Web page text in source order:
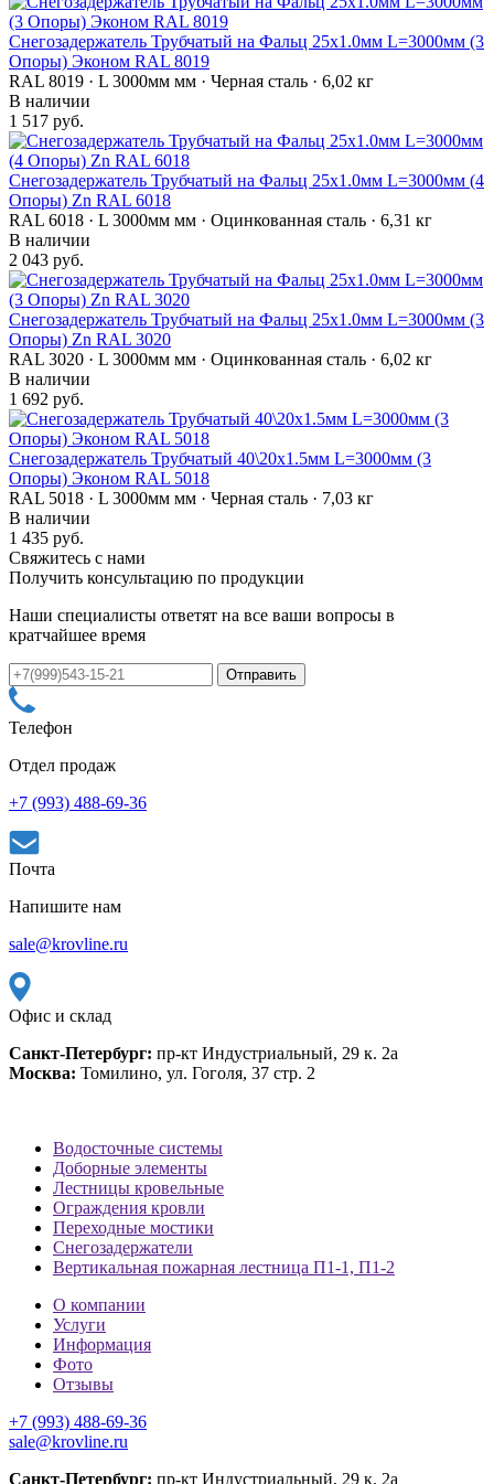
Снегозадержатель Трубчатый на Фальц 25х1.0мм L=3000мм (3
Опоры) Эконом RAL 8019
RAL 8019 · L 3000мм мм · Черная сталь · 6,02 кг
В наличии
1 517 руб.
Снегозадержатель Трубчатый на Фальц 25х1.0мм L=3000мм (4
Опоры) Zn RAL 6018
RAL 6018 · L 3000мм мм · Оцинкованная сталь · 6,31 кг
В наличии
2 043 руб.
Снегозадержатель Трубчатый на Фальц 25х1.0мм L=3000мм (3
Опоры) Zn RAL 3020
RAL 3020 · L 3000мм мм · Оцинкованная сталь · 6,02 кг
В наличии
1 692 руб.
Снегозадержатель Трубчатый 40\20х1.5мм L=3000мм (3
Опоры) Эконом RAL 5018
RAL 5018 · L 3000мм мм · Черная сталь · 7,03 кг
В наличии
1 435 руб.
Свяжитесь с нами
Получить консультацию по продукции
Наши специалисты ответят на все ваши вопросы в
кратчайшее время
Телефон
Отдел продаж
+7 (993) 488-69-36
Почта
Напишите нам
sale@krovline.ru
Офис и склад
Санкт-Петербург: пр-кт Индустриальный, 29 к. 2а
Москва: Томилино, ул. Гоголя, 37 стр. 2
Водосточные системы
Доборные элементы
Лестницы кровельные
Ограждения кровли
Переходные мостики
Снегозадержатели
Вертикальная пожарная лестница П1-1, П1-2
О компании
Услуги
Информация
Фото
Отзывы
+7 (993) 488-69-36
sale@krovline.ru
Санкт-Петербург: пр-кт Индустриальный, 29 к. 2а